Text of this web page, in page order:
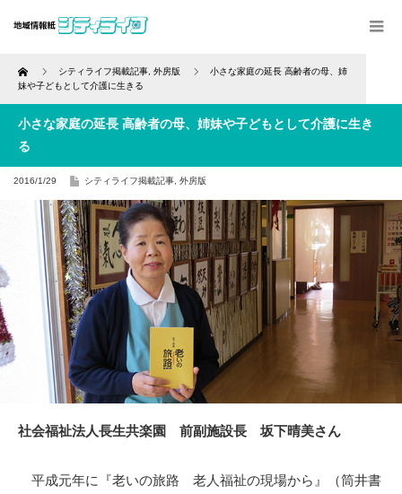
Home シティライフ掲載記事 外房版
小さな家庭の延長 高齢者の母、姉
妹や子どもとして介護に生きる
小さな家庭の延長 高齢者の母、姉妹や子どもとして介護に生き
る
2016/1/29 シティライフ掲載記事 外房版
社会福祉法人長生共楽園 前副施設長 坂下晴美さん
平成元年に『老いの旅路 老人福祉の現場から』（筒井書